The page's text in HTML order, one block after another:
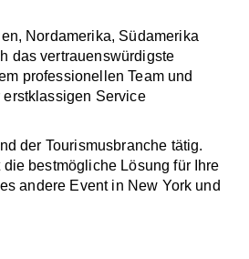
Nordamerika, Südamerika
das vertrauenswürdigste
professionellen Team und
Service
der Tourismusbranche tätig.
bestmögliche Lösung für Ihre
andere Event in New York und